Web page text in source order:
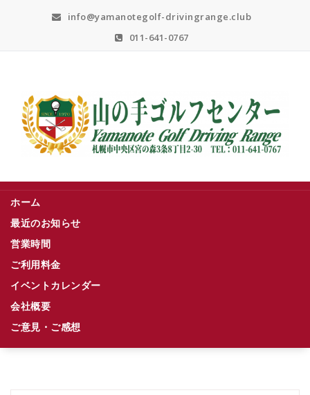
info@yamanotegolf-drivingrange.club
011-641-0767
ホーム
最近のお知らせ
営業時間
ご利用料金
イベントカレンダー
会社概要
ご意見・ご感想